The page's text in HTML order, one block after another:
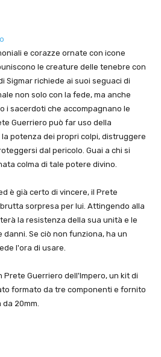
e corazze ornate con icone
le creature delle tenebre con
Sigmar richiede ai suoi seguaci di
non solo con la fede, ma anche
i sacerdoti che accompagnano le
Guerriero può far uso della
potenza dei propri colpi, distruggere
dal pericolo. Guai a chi si
colma di tale potere divino.
è già certo di vincere, il Prete
sorpresa per lui. Attingendo alla
la resistenza della sua unità e le
Se ciò non funziona, ha un
l'ora di usare.
Guerriero dell'Impero, un kit di
formato da tre componenti e fornito
20mm.